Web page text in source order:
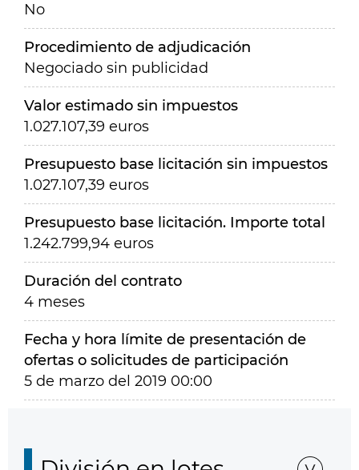
No
Procedimiento de adjudicación
Negociado sin publicidad
Valor estimado sin impuestos
1.027.107,39 euros
Presupuesto base licitación sin impuestos
1.027.107,39 euros
Presupuesto base licitación. Importe total
1.242.799,94 euros
Duración del contrato
4 meses
Fecha y hora límite de presentación de
ofertas o solicitudes de participación
5 de marzo del 2019 00:00